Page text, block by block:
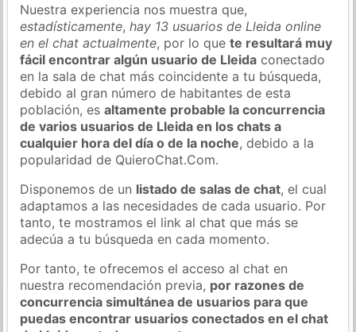
Nuestra experiencia nos muestra que,
estadísticamente,hay 13 usuarios de Lleida online
en el chat actualmente, por lo quete resultará muy
fácil encontrar algún usuario de Lleida conectado
en la sala de chat más coincidente a tu búsqueda,
debido al gran número de habitantes de esta
población, esaltamente probable la concurrencia
de varios usuarios de Lleida en los chats a
cualquier hora del día o de la noche, debido a la
popularidad de QuieroChat.Com.
Disponemos de un listado de salas de chat, el cual
adaptamos a las necesidades de cada usuario. Por
tanto, te mostramos el link al chat que más se
adecúa a tu búsqueda en cada momento.
Por tanto, te ofrecemos el acceso al chat en
nuestra recomendación previa, por razones de
concurrencia simultánea de usuarios para que
puedas encontrar usuarios conectados en el chat